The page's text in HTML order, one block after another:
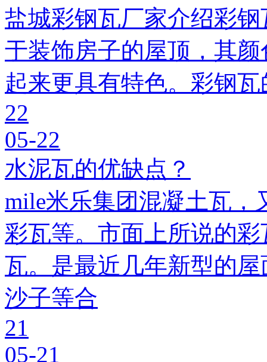
盐城彩钢瓦厂家介绍彩
于装饰房子的屋顶，其
起来更具有特色。彩钢
22
05-22
水泥瓦的优缺点？
mile米乐集团混凝土瓦，
彩瓦等。市面上所说的
瓦。是最近几年新型的
沙子等合
21
05-21